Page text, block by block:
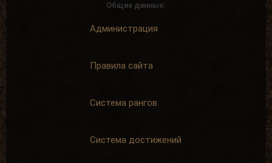
Общие данные:
Администрация
Правила сайта
Система рангов
Система достижений